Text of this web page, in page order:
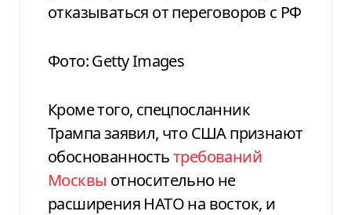
отказываться от переговоров с РФ
Фото: Getty Images
Кроме того, спецпосланник
Трампа заявил, что США признают
обоснованностьтребований
Москвы относительно не
расширения НАТО на восток, и